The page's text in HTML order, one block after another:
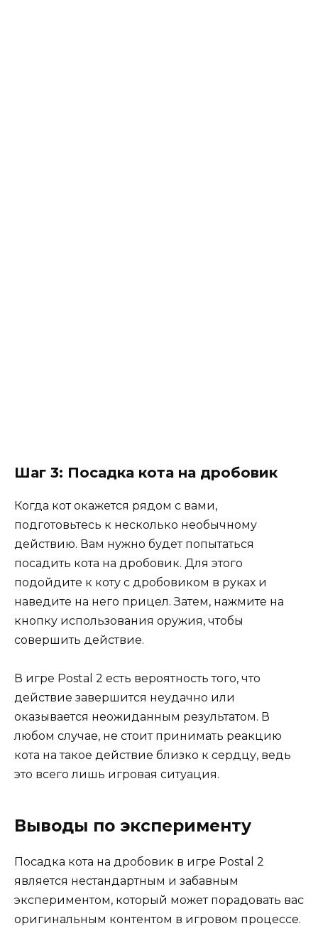
Шаг 3: Посадка кота на дробовик
Когда кот окажется рядом с вами,
подготовьтесь к несколько необычному
действию. Вам нужно будет попытаться
посадить кота на дробовик. Для этого
подойдите к коту с дробовиком в руках и
наведите на него прицел. Затем, нажмите на
кнопку использования оружия, чтобы
совершить действие.
В игре Postal 2 есть вероятность того, что
действие завершится неудачно или
оказывается неожиданным результатом. В
любом случае, не стоит принимать реакцию
кота на такое действие близко к сердцу, ведь
это всего лишь игровая ситуация.
Выводы по эксперименту
Посадка кота на дробовик в игре Postal 2
является нестандартным и забавным
экспериментом, который может порадовать вас
оригинальным контентом в игровом процессе.